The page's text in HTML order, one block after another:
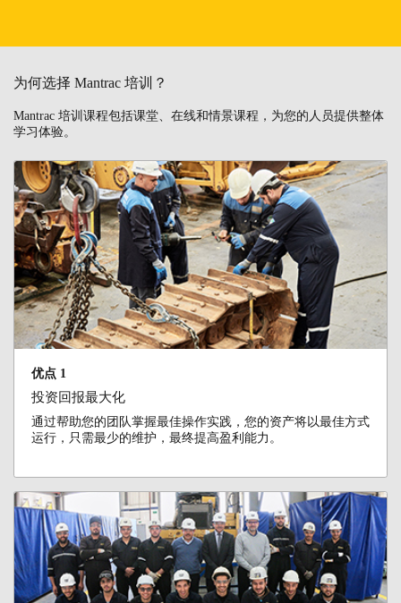
为何选择 Mantrac 培训？
Mantrac 培训课程包括课堂、在线和情景课程，为您的人员提供整体
学习体验。
优点 1
投资回报最大化
通过帮助您的团队掌握最佳操作实践，您的资产将以最佳方式
运行，只需最少的维护，最终提高盈利能力。